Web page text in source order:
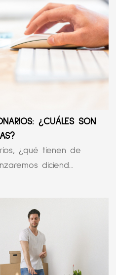
¿CUÁLES SON
¿qué tienen de
diciend...